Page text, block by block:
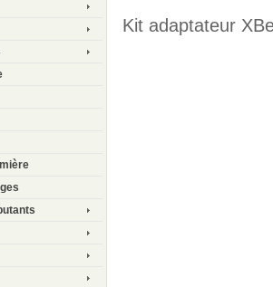
Kit adaptateur